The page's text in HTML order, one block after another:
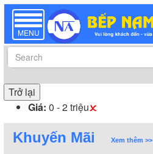
TOGGLE
NAVIGATION
MENU
Trở lại
Giá: 0 - 2 triệu
Khuyến Mãi Xem thêm >>